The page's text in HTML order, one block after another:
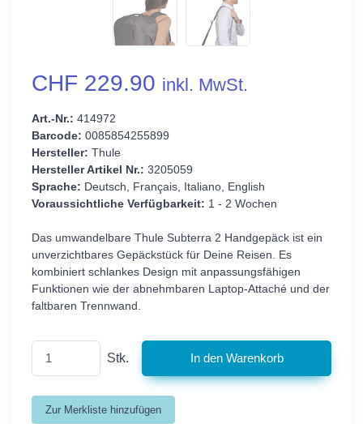
CHF 229.90 inkl. MwSt.
Art.-Nr.: 414972
Barcode: 0085854255899
Hersteller: Thule
Hersteller Artikel Nr.: 3205059
Sprache: Deutsch, Français, Italiano, English
Voraussichtliche Verfügbarkeit: 1 - 2 Wochen
Das umwandelbare Thule Subterra 2 Handgepäck ist ein
unverzichtbares Gepäckstück für Deine Reisen. Es
kombiniert schlankes Design mit anpassungsfähigen
Funktionen wie der abnehmbaren Laptop-Attaché und der
faltbaren Trennwand.
Stk.